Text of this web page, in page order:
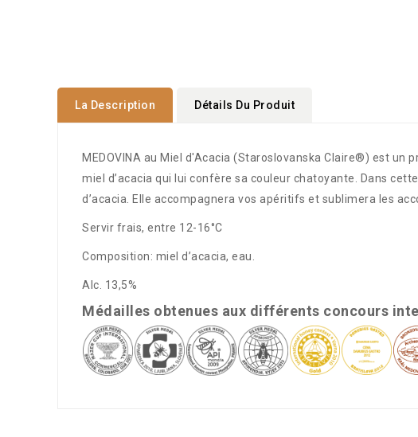
La Description Détails Du Produit
MEDOVINA au Miel d'Acacia (Staroslovanska Claire®) est
miel d’acacia qui lui confère sa couleur chatoyante. Dans
d’acacia. Elle accompagnera vos apéritifs et sublimera les
Servir frais, entre 12-16°C
Composition: miel d’acacia, eau.
Alc. 13,5%
Médailles obtenues aux différents concours